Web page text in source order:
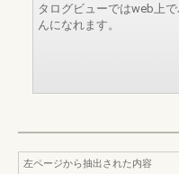
タログビューではweb上
んになれます。
左ページから抽出された内容